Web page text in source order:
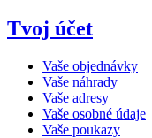
Tvoj účet
Vaše objednávky
Vaše náhrady
Vaše adresy
Vaše osobné údaje
Vaše poukazy